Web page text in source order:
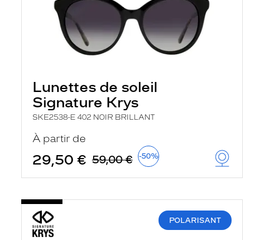
Lunettes de soleil
Signature Krys
SKE2538-E 402 NOIR BRILLANT
À partir de
29,50 € 59,00 € -50%
POLARISANT